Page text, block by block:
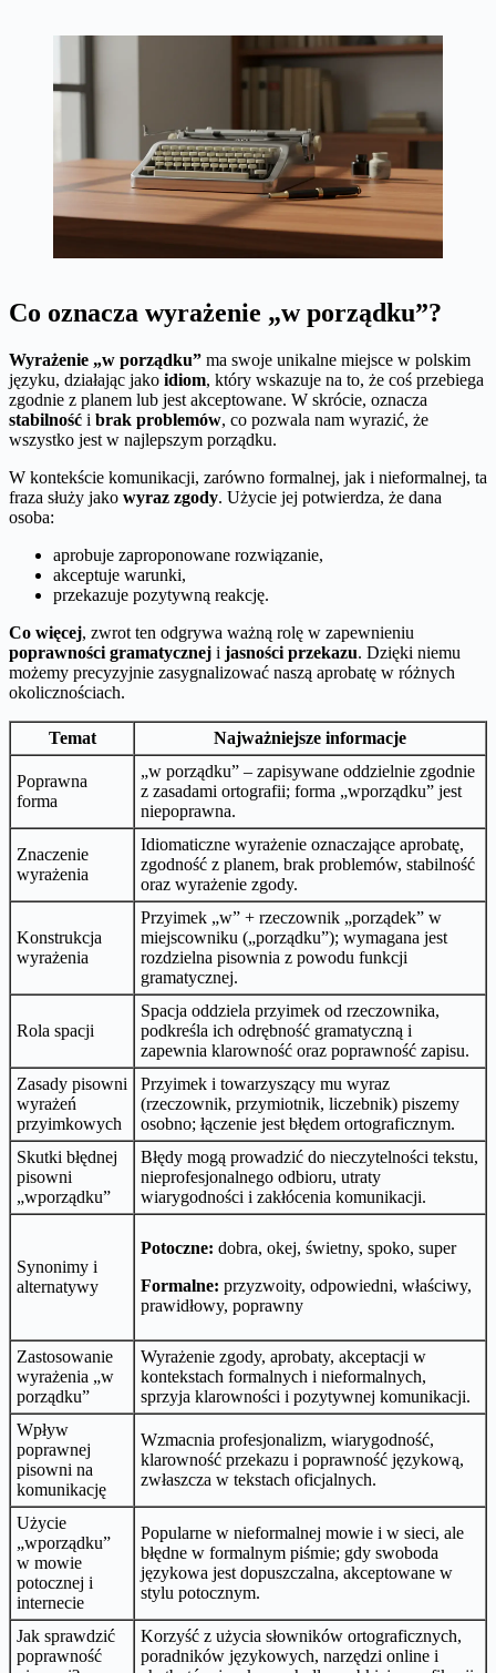
Co oznacza wyrażenie „w porządku”?
Wyrażenie „w porządku” ma swoje unikalne miejsce w polskim
języku, działając jako idiom, który wskazuje na to, że coś przebiega
zgodnie z planem lub jest akceptowane. W skrócie, oznacza
stabilność i brak problemów, co pozwala nam wyrazić, że
wszystko jest w najlepszym porządku.
W kontekście komunikacji, zarówno formalnej, jak i nieformalnej, ta
fraza służy jako wyraz zgody. Użycie jej potwierdza, że dana
osoba:
aprobuje zaproponowane rozwiązanie,
akceptuje warunki,
przekazuje pozytywną reakcję.
Co więcej, zwrot ten odgrywa ważną rolę w zapewnieniu
poprawności gramatycznej i jasności przekazu. Dzięki niemu
możemy precyzyjnie zasygnalizować naszą aprobatę w różnych
okolicznościach.
Temat Najważniejsze informacje
Poprawna
forma
„w porządku” – zapisywane oddzielnie zgodnie
z zasadami ortografii; forma „wporządku” jest
niepoprawna.
Znaczenie
wyrażenia
Idiomaticzne wyrażenie oznaczające aprobatę,
zgodność z planem, brak problemów, stabilność
oraz wyrażenie zgody.
Konstrukcja
wyrażenia
Przyimek „w” + rzeczownik „porządek” w
miejscowniku („porządku”); wymagana jest
rozdzielna pisownia z powodu funkcji
gramatycznej.
Rola spacji
Spacja oddziela przyimek od rzeczownika,
podkreśla ich odrębność gramatyczną i
zapewnia klarowność oraz poprawność zapisu.
Zasady pisowni
wyrażeń
przyimkowych
Przyimek i towarzyszący mu wyraz
(rzeczownik, przymiotnik, liczebnik) piszemy
osobno; łączenie jest błędem ortograficznym.
Skutki błędnej
pisowni
„wporządku”
Błędy mogą prowadzić do nieczytelności tekstu,
nieprofesjonalnego odbioru, utraty
wiarygodności i zakłócenia komunikacji.
Synonimy i
alternatywy
Potoczne: dobra, okej, świetny, spoko, super
Formalne: przyzwoity, odpowiedni, właściwy,
prawidłowy, poprawny
Zastosowanie
wyrażenia „w
porządku”
Wyrażenie zgody, aprobaty, akceptacji w
kontekstach formalnych i nieformalnych,
sprzyja klarowności i pozytywnej komunikacji.
Wpływ
poprawnej
pisowni na
komunikację
Wzmacnia profesjonalizm, wiarygodność,
klarowność przekazu i poprawność językową,
zwłaszcza w tekstach oficjalnych.
Użycie
„wporządku”
w mowie
potocznej i
internecie
Popularne w nieformalnej mowie i w sieci, ale
błędne w formalnym piśmie; gdy swoboda
językowa jest dopuszczalna, akceptowane w
stylu potocznym.
Jak sprawdzić
poprawność
Korzyść z użycia słowników ortograficznych,
poradników językowych, narzędzi online i